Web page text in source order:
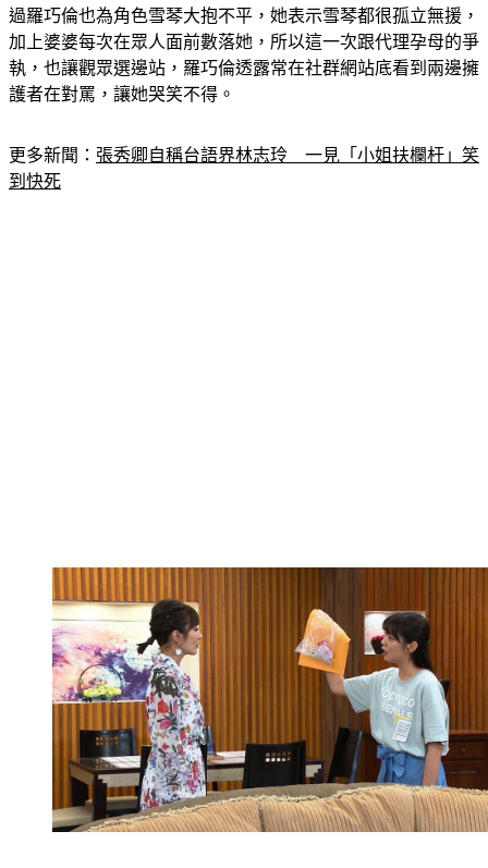
過羅巧倫也為角色雪琴大抱不平，她表示雪琴都很孤立無援，
加上婆婆每次在眾人面前數落她，所以這一次跟代理孕母的爭
執，也讓觀眾選邊站，羅巧倫透露常在社群網站底看到兩邊擁
護者在對罵，讓她哭笑不得。
更多新聞： 張秀卿自稱台語界林志玲　一見「小姐扶欄杆」笑
到快死